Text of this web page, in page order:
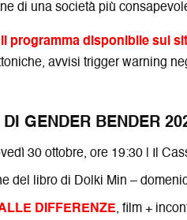
di una società più
programma disponibile sul
avvisi trigger warning
GENDER BENDER
30 ottobre, ore 19:30 | Il
del libro di Dolki Min –
DIFFERENZE, film +